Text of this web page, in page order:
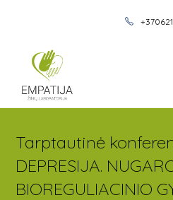
Tarptautinė
DEPRESIJA.
BIOREGULIACINIO